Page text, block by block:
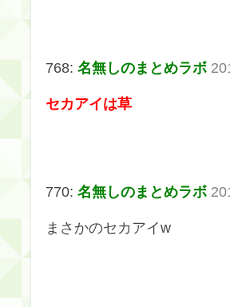
768: 名無しのまとめラボ
セカアイは草
770: 名無しのまとめラボ
まさかのセカアイw